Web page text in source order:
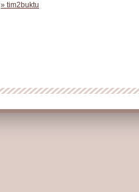
» tim2buktu